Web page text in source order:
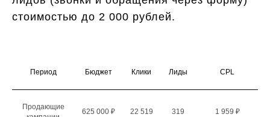
стоимостью до 2 000 рублей.
Период Бюджет Клики Лиды CPL
Продающие
625 000 ₽ 22 519 319 1 959 ₽